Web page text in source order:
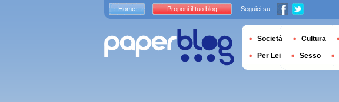
Home Proponi il tuo blog Seguici su
Società Cultura
Per Lei Sesso